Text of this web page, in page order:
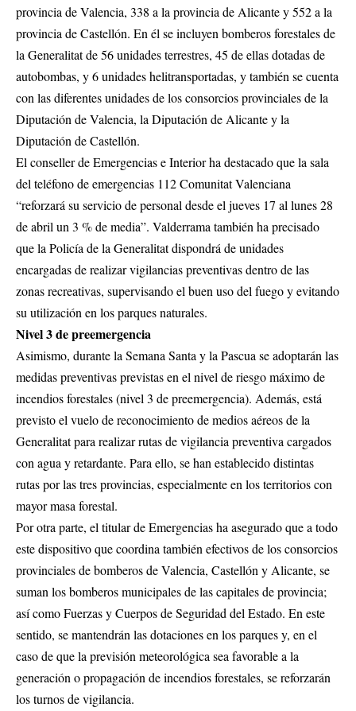
provincia de Valencia, 338 a la provincia de Alicante y 552 a la
provincia de Castellón. En él se incluyen bomberos forestales de
la Generalitat de 56 unidades terrestres, 45 de ellas dotadas de
autobombas, y 6 unidades helitransportadas, y también se cuenta
con las diferentes unidades de los consorcios provinciales de la
Diputación de Valencia, la Diputación de Alicante y la
Diputación de Castellón.
El conseller de Emergencias e Interior ha destacado que la sala
del teléfono de emergencias 112 Comunitat Valenciana
“reforzará su servicio de personal desde el jueves 17 al lunes 28
de abril un 3 % de media”. Valderrama también ha precisado
que la Policía de la Generalitat dispondrá de unidades
encargadas de realizar vigilancias preventivas dentro de las
zonas recreativas, supervisando el buen uso del fuego y evitando
su utilización en los parques naturales.
Nivel 3 de preemergencia
Asimismo, durante la Semana Santa y la Pascua se adoptarán las
medidas preventivas previstas en el nivel de riesgo máximo de
incendios forestales (nivel 3 de preemergencia). Además, está
previsto el vuelo de reconocimiento de medios aéreos de la
Generalitat para realizar rutas de vigilancia preventiva cargados
con agua y retardante. Para ello, se han establecido distintas
rutas por las tres provincias, especialmente en los territorios con
mayor masa forestal.
Por otra parte, el titular de Emergencias ha asegurado que a todo
este dispositivo que coordina también efectivos de los consorcios
provinciales de bomberos de Valencia, Castellón y Alicante, se
suman los bomberos municipales de las capitales de provincia;
así como Fuerzas y Cuerpos de Seguridad del Estado. En este
sentido, se mantendrán las dotaciones en los parques y, en el
caso de que la previsión meteorológica sea favorable a la
generación o propagación de incendios forestales, se reforzarán
los turnos de vigilancia.